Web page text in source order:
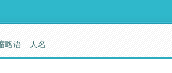
略语 人名